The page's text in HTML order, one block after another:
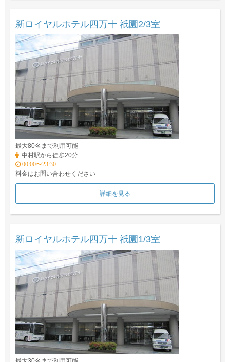
新ロイヤルホテル四万十 祇園2/3室
最大80名まで利用可能
中村駅から徒歩20分
00:00〜23:30
料金はお問い合わせください
詳細を見る
新ロイヤルホテル四万十 祇園1/3室